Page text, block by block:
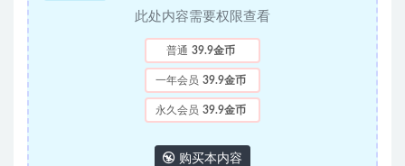
此处内容需要权限查看
普通 39.9金币
一年会员 39.9金币
永久会员 39.9金币
购买本内容